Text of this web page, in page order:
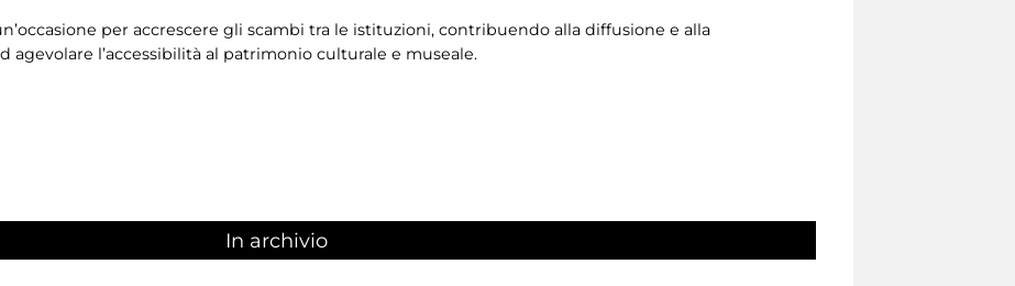
per accrescere gli scambi tra le istituzioni, contribuendo alla diffusione e alla
agevolare l’accessibilità al patrimonio culturale e museale.
In archivio